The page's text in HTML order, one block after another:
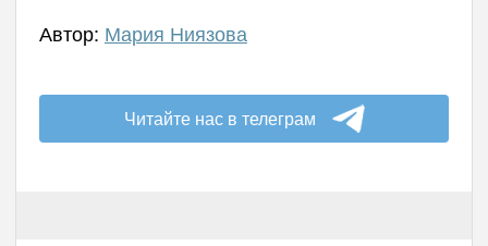
Автор: Мария Ниязова
Читайте нас в телеграм